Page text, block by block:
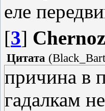
еле
[3]
Цитата (
причина в
гадалкам